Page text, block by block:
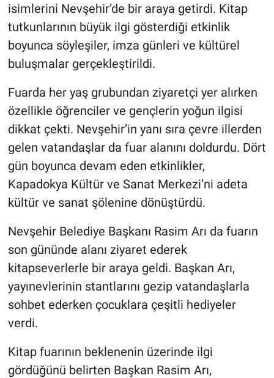
isimlerini Nevşehir’de bir araya getirdi. Kitap
tutkunlarının büyük ilgi gösterdiği etkinlik
boyunca söyleşiler, imza günleri ve kültürel
buluşmalar gerçekleştirildi.
Fuarda her yaş grubundan ziyaretçi yer alırken
özellikle öğrenciler ve gençlerin yoğun ilgisi
dikkat çekti. Nevşehir’in yanı sıra çevre illerden
gelen vatandaşlar da fuar alanını doldurdu. Dört
gün boyunca devam eden etkinlikler,
Kapadokya Kültür ve Sanat Merkezi’ni adeta
kültür ve sanat şölenine dönüştürdü.
Nevşehir Belediye Başkanı Rasim Arı da fuarın
son gününde alanı ziyaret ederek
kitapseverlerle bir araya geldi. Başkan Arı,
yayınevlerinin stantlarını gezip vatandaşlarla
sohbet ederken çocuklara çeşitli hediyeler
verdi.
Kitap fuarının beklenenin üzerinde ilgi
gördüğünü belirten Başkan Rasim Arı,
Asayiş
Kültür - Sanat
Politika
Magazin
Çevre
Haberde İnsan